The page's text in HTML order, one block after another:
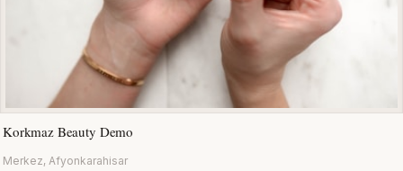
Korkmaz Beauty Demo
Merkez, Afyonkarahisar